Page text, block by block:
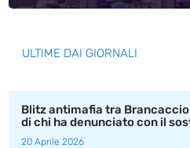
ULTIME DAI GIORNALI
Blitz antimafia tra
di chi ha denunciato con il
20 Aprile 2026